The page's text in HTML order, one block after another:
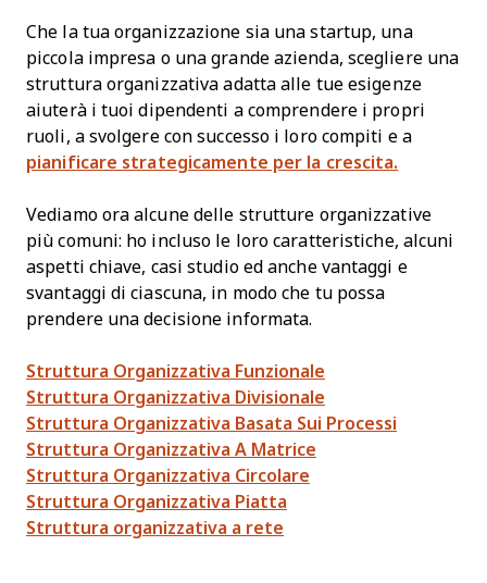
Che la tua organizzazione sia una startup, una
piccola impresa o una grande azienda, scegliere una
struttura organizzativa adatta alle tue esigenze
aiuterà i tuoi dipendenti a comprendere i propri
ruoli, a svolgere con successo i loro compiti e a
pianificare strategicamente per la crescita.
Vediamo ora alcune delle strutture organizzative
più comuni: ho incluso le loro caratteristiche, alcuni
aspetti chiave, casi studio ed anche vantaggi e
svantaggi di ciascuna, in modo che tu possa
prendere una decisione informata.
Struttura Organizzativa Funzionale
Struttura Organizzativa Divisionale
Struttura Organizzativa Basata Sui Processi
Struttura Organizzativa A Matrice
Struttura Organizzativa Circolare
Struttura Organizzativa Piatta
Struttura organizzativa a rete